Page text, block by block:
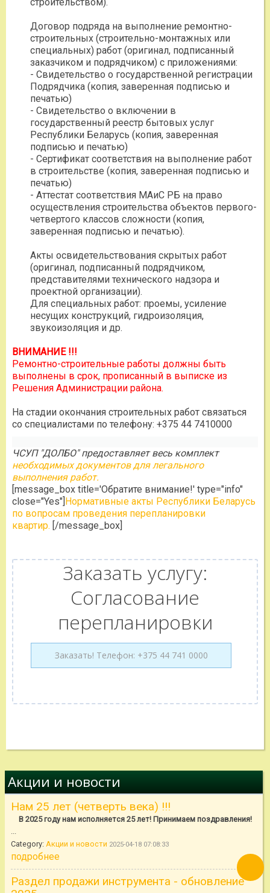
Договор подряда на выполнение ремонтно-
строительных (строительно-монтажных или
специальных) работ (оригинал, подписанный
заказчиком и подрядчиком) с приложениями:
- Свидетельство о государственной регистрации
Подрядчика (копия, заверенная подписью и
печатью)
- Свидетельство о включении в
государственный реестр бытовых услуг
Республики Беларусь (копия, заверенная
подписью и печатью)
- Сертификат соответствия на выполнение работ
в строительстве (копия, заверенная подписью и
печатью)
- Аттестат соответствия МАиС РБ на право
осуществления строительства объектов первого-
четвертого классов сложности (копия,
заверенная подписью и печатью).
Акты освидетельствования скрытых работ
(оригинал, подписанный подрядчиком,
представителями технического надзора и
проектной организации).
Для специальных работ: проемы, усиление
несущих конструкций, гидроизоляция,
звукоизоляция и др.
ВНИМАНИЕ !!!
Ремонтно-строительные работы должны быть
выполнены в срок, прописанный в выписке из
Решения Администрации района.
На стадии окончания строительных работ связаться
со специалистами по телефону: +375 44 7410000
ЧСУП "ДОЛБО" предоставляет весь комплект
необходимых документов для легального
выполнения работ.
[message_box title='Обратите внимание!' type="info"
close="Yes"]Нормативные акты Республики Беларусь
по вопросам проведения перепланировки
квартир. [/message_box]
Заказать услугу:
Согласование
перепланировки
Акции и новости
Нам 25 лет (четверть века) !!!
В 2025 году нам исполняется 25 лет! Принимаем поздравления!
Category: Акции и новости 2025-04-18 07:08:33
подробнее
Раздел продажи инструмента - обновление